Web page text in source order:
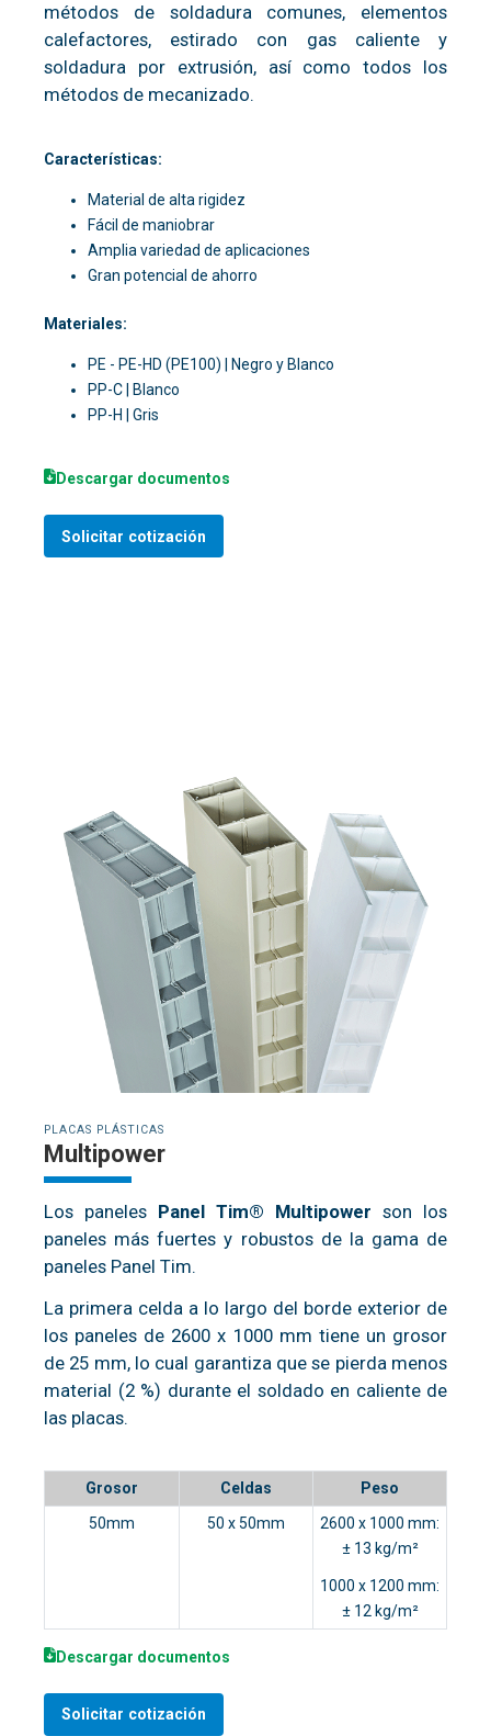
métodos de soldadura comunes, elementos
calefactores, estirado con gas caliente y
soldadura por extrusión, así como todos los
métodos de mecanizado.
Características:
Material de alta rigidez
Fácil de maniobrar
Amplia variedad de aplicaciones
Gran potencial de ahorro
Materiales:
PE - PE-HD (PE100) | Negro y Blanco
PP-C | Blanco
PP-H | Gris
Descargar documentos
Solicitar cotización
PLACAS PLÁSTICAS
Multipower
Los paneles Panel Tim® Multipower son los
paneles más fuertes y robustos de la gama de
paneles Panel Tim.
La primera celda a lo largo del borde exterior de
los paneles de 2600 x 1000 mm tiene un grosor
de 25 mm, lo cual garantiza que se pierda menos
material (2 %) durante el soldado en caliente de
las placas.
Grosor Celdas
Peso
50mm
50 x 50mm
2600 x 1000 mm:
± 13 kg/m²
1000 x 1200 mm:
± 12 kg/m²
Descargar documentos
Solicitar cotización